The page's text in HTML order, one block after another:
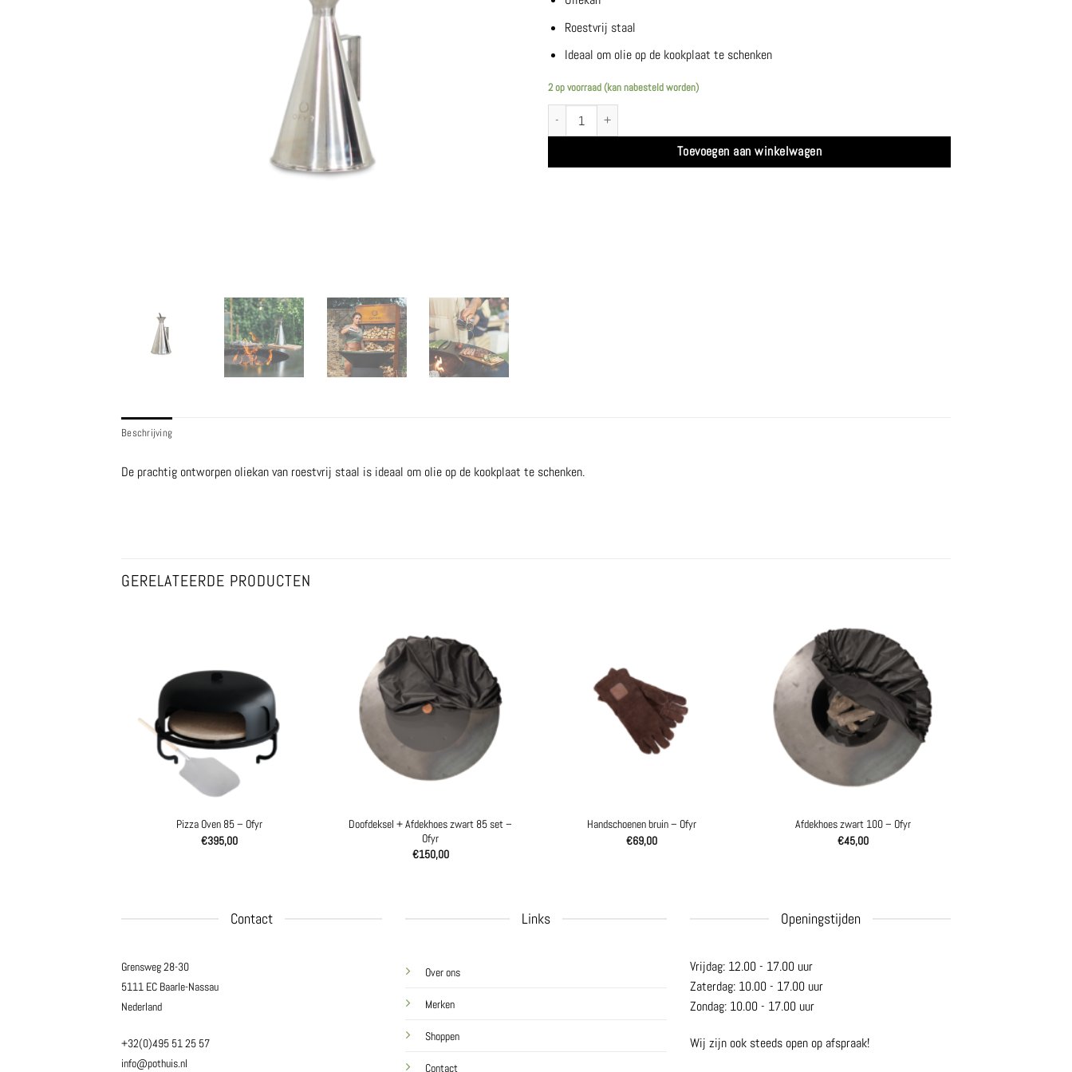
Roestvrij staal
Ideaal om olie op de kookplaat te schenken
2 op voorraad (kan nabesteld worden)
Oliekannetje - Ofyr aantal
Toevoegen aan winkelwagen
Beschrijving
De prachtig ontworpen oliekan van roestvrij staal is ideaal om olie op de kookplaat te schenken.
GERELATEERDE PRODUCTEN
Pizza Oven 85 – Ofyr
€395,00
Doofdeksel + Afdekhoes zwart 85 set –
Ofyr
€150,00
Handschoenen bruin – Ofyr
€69,00
Afdekhoes zwart 100 – Ofyr
€45,00
Contact
Grensweg 28-30
5111 EC Baarle-Nassau
Nederland
+32(0)495 51 25 57
info@pothuis.nl
Links
Over ons
Merken
Shoppen
Contact
Openingstijden
Vrijdag: 12.00 - 17.00 uur
Zaterdag: 10.00 - 17.00 uur
Zondag: 10.00 - 17.00 uur
Wij zijn ook steeds open op afspraak!